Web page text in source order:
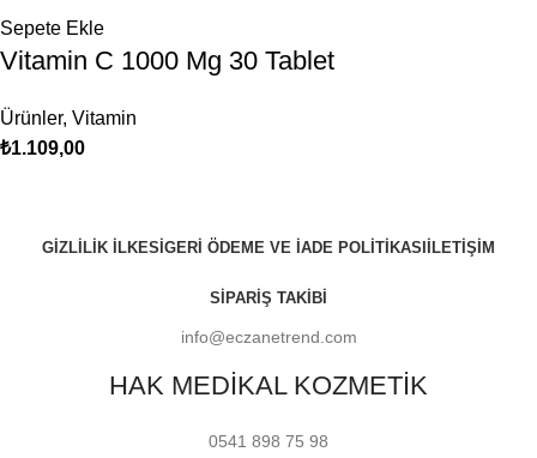
Sepete Ekle
Vitamin C 1000 Mg 30 Tablet
Ürünler, Vitamin
₺1.109,00
GIZLILIK İLKESI GERI ÖDEME VE İADE POLITIKASI İLETIŞIM
SIPARIŞ TAKIBI
info@eczanetrend.com
HAK MEDİKAL KOZMETİK
0541 898 75 98